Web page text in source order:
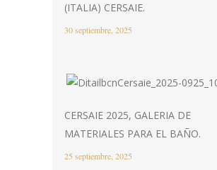
(ITALIA) CERSAIE.
30 septiembre, 2025
CERSAIE 2025, GALERIA DE
MATERIALES PARA EL BAÑO.
25 septiembre, 2025